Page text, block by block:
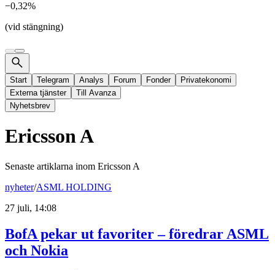
−0,32%
(vid stängning)
Start Telegram Analys Forum Fonder
Privatekonomi
Externa tjänster
Till Avanza
Nyhetsbrev
Ericsson A
Senaste artiklarna inom Ericsson A
nyheter/ASML HOLDING
27 juli, 14:08
BofA pekar ut favoriter – föredrar ASML
och Nokia